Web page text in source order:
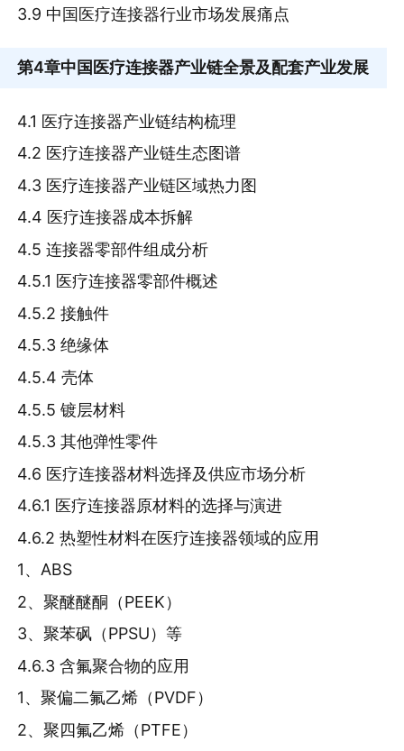
3.9 中国医疗连接器行业市场发展痛点
第4章中国医疗连接器产业链全景及配套产业发展
4.1 医疗连接器产业链结构梳理
4.2 医疗连接器产业链生态图谱
4.3 医疗连接器产业链区域热力图
4.4 医疗连接器成本拆解
4.5 连接器零部件组成分析
4.5.1 医疗连接器零部件概述
4.5.2 接触件
4.5.3 绝缘体
4.5.4 壳体
4.5.5 镀层材料
4.5.3 其他弹性零件
4.6 医疗连接器材料选择及供应市场分析
4.6.1 医疗连接器原材料的选择与演进
4.6.2 热塑性材料在医疗连接器领域的应用
1、ABS
2、聚醚醚酮（PEEK）
3、聚苯砜（PPSU）等
4.6.3 含氟聚合物的应用
1、聚偏二氟乙烯（PVDF）
2、聚四氟乙烯（PTFE）